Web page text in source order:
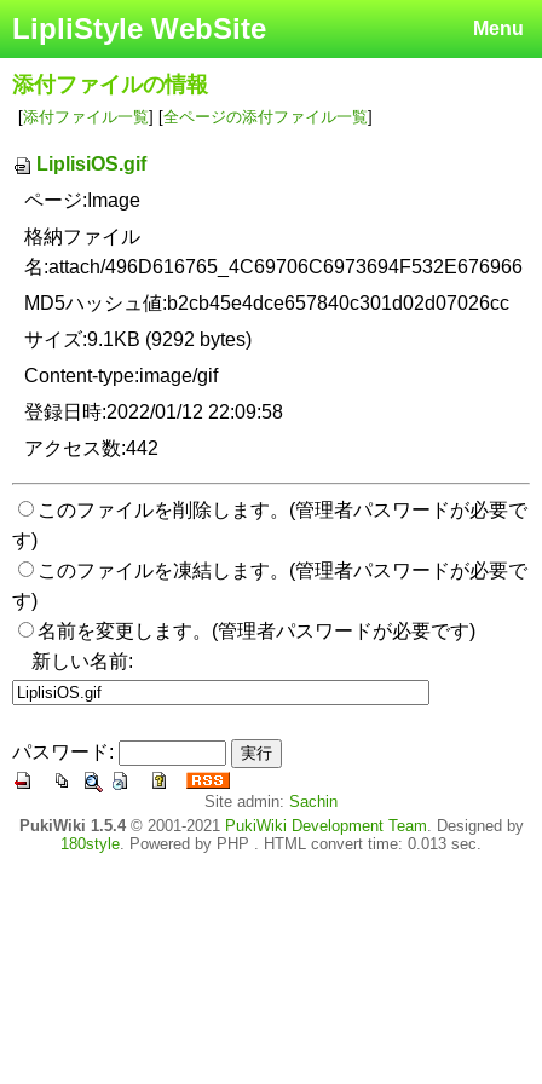
Menu
LipliStyle WebSite
添付ファイルの情報
[添付ファイル一覧] [全ページの添付ファイル一覧]
LiplisiOS.gif
ページ:Image
格納ファイル
名:attach/496D616765_4C69706C6973694F532E676966
MD5ハッシュ値:b2cb45e4dce657840c301d02d07026cc
サイズ:9.1KB (9292 bytes)
Content-type:image/gif
登録日時:2022/01/12 22:09:58
アクセス数:442
このファイルを削除します。(管理者パスワードが必要で
す)
このファイルを凍結します。(管理者パスワードが必要で
す)
名前を変更します。(管理者パスワードが必要です)
新しい名前:
パスワード:
Site admin: Sachin
PukiWiki 1.5.4© 2001-2021 PukiWiki Development Team. Designed by
180style. Powered by PHP . HTML convert time: 0.013 sec.